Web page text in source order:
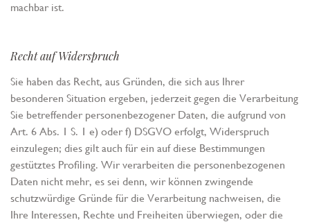
machbar ist.
Recht auf Widerspruch
Sie haben das Recht, aus Gründen, die sich aus Ihrer
besonderen Situation ergeben, jederzeit gegen die Verarbeitung
Sie betreffender personenbezogener Daten, die aufgrund von
Art. 6 Abs. 1 S. 1 e) oder f) DSGVO erfolgt, Widerspruch
einzulegen; dies gilt auch für ein auf diese Bestimmungen
gestütztes Profiling. Wir verarbeiten die personenbezogenen
Daten nicht mehr, es sei denn, wir können zwingende
schutzwürdige Gründe für die Verarbeitung nachweisen, die
Ihre Interessen, Rechte und Freiheiten überwiegen, oder die